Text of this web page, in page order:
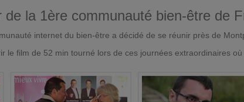
de la 1ère communauté bien-être de
internet du bien-être a décidé de se réunir près de
le film de 52 min tourné lors de ces journées extraordinaires